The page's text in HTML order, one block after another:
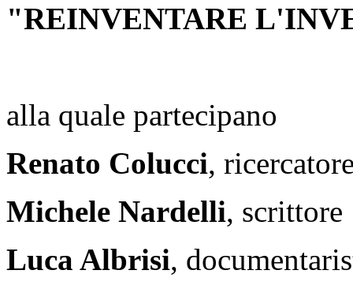
"REINVENTARE
alla quale partecipano
Renato Colucci,
Michele Nardelli, scrittore
Luca Albrisi,